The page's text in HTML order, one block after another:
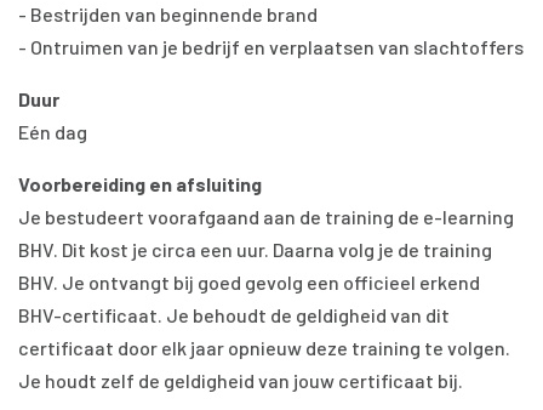
- Bestrijden van beginnende brand
- Ontruimen van je bedrijf en verplaatsen van slachtoffers
Duur
Eén dag
Voorbereiding en afsluiting
Je bestudeert voorafgaand aan de training de e-learning
BHV. Dit kost je circa een uur. Daarna volg je de training
BHV. Je ontvangt bij goed gevolg een officieel erkend
BHV-certificaat. Je behoudt de geldigheid van dit
certificaat door elk jaar opnieuw deze training te volgen.
Je houdt zelf de geldigheid van jouw certificaat bij.